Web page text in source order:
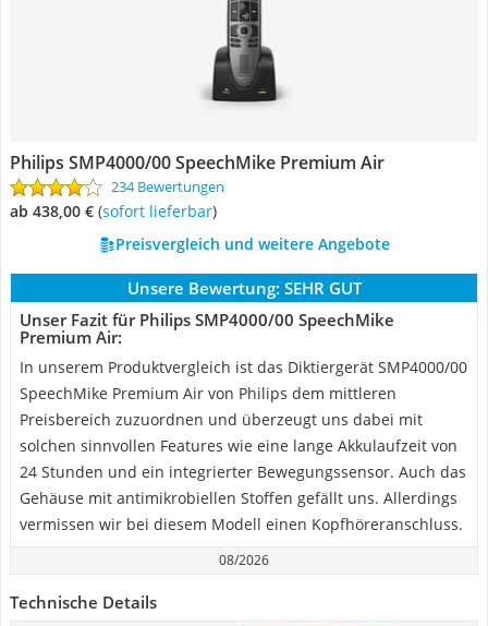
Philips SMP4000/00 SpeechMike Premium Air
234 Bewertungen
ab 438,00 € ( Sofort lieferbar)
Preisvergleich und weitere Angebote
Unsere Bewertung: SEHR GUT
Unser Fazit für Philips SMP4000/00 SpeechMike
Premium Air:
In unserem Produktvergleich ist das Diktiergerät SMP4000/00
SpeechMike Premium Air von Philips dem mittleren
Preisbereich zuzuordnen und überzeugt uns dabei mit
solchen sinnvollen Features wie eine lange Akkulaufzeit von
24 Stunden und ein integrierter Bewegungssensor. Auch das
Gehäuse mit antimikrobiellen Stoffen gefällt uns. Allerdings
vermissen wir bei diesem Modell einen Kopfhöreranschluss.
08/2026
Technische Details